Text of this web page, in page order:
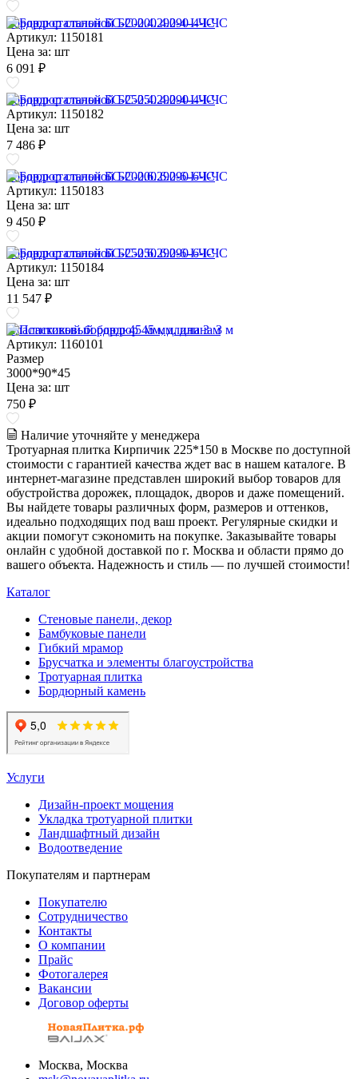
Бордюр стальной БС-200.4.290-4-I-ЧС
Артикул: 1150181
Цена за: шт
6 091 ₽
Бордюр стальной БС-250.4.290-4-I-ЧС
Артикул: 1150182
Цена за: шт
7 486 ₽
Бордюр стальной БС-200.6.290-6-I-ЧС
Артикул: 1150183
Цена за: шт
9 450 ₽
Бордюр стальной БС-250.6.290-6-I-ЧС
Артикул: 1150184
Цена за: шт
11 547 ₽
Пластиковый бордюр 45 мм, длина 3 м
Артикул: 1160101
Размер
3000*90*45
Цена за: шт
750 ₽
Наличие уточняйте у менеджера
Тротуарная плитка Кирпичик 225*150 в Москве по доступной
стоимости с гарантией качества ждет вас в нашем каталоге. В
интернет-магазине представлен широкий выбор товаров для
обустройства дорожек, площадок, дворов и даже помещений.
Вы найдете товары различных форм, размеров и оттенков,
идеально подходящих под ваш проект. Регулярные скидки и
акции помогут сэкономить на покупке. Заказывайте товары
онлайн с удобной доставкой по г. Москва и области прямо до
вашего объекта. Надежность и стиль — по лучшей стоимости!
Каталог
Стеновые панели, декор
Бамбуковые панели
Гибкий мрамор
Брусчатка и элементы благоустройства
Тротуарная плитка
Бордюрный камень
Услуги
Дизайн-проект мощения
Укладка тротуарной плитки
Ландшафтный дизайн
Водоотведение
Покупателям и партнерам
Покупателю
Сотрудничество
Контакты
О компании
Прайс
Фотогалерея
Вакансии
Договор оферты
Москва, Москва